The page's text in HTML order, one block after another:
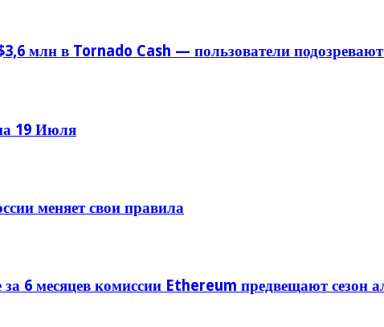
млн в Tornado Cash — пользователи
19 Июля
меняет свои правила
6 месяцев комиссии Ethereum предвещают сезон